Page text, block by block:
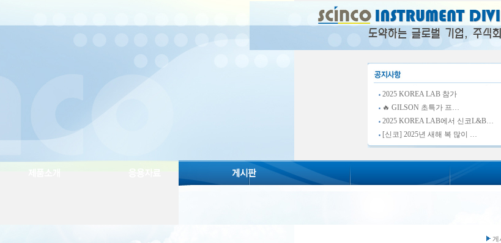
2025 KOREA LAB 참가
🔥 GILSON 초특가 프…
2025 KOREA LAB에서 신코L&B…
[신코] 2025년 새해 복 많이 …